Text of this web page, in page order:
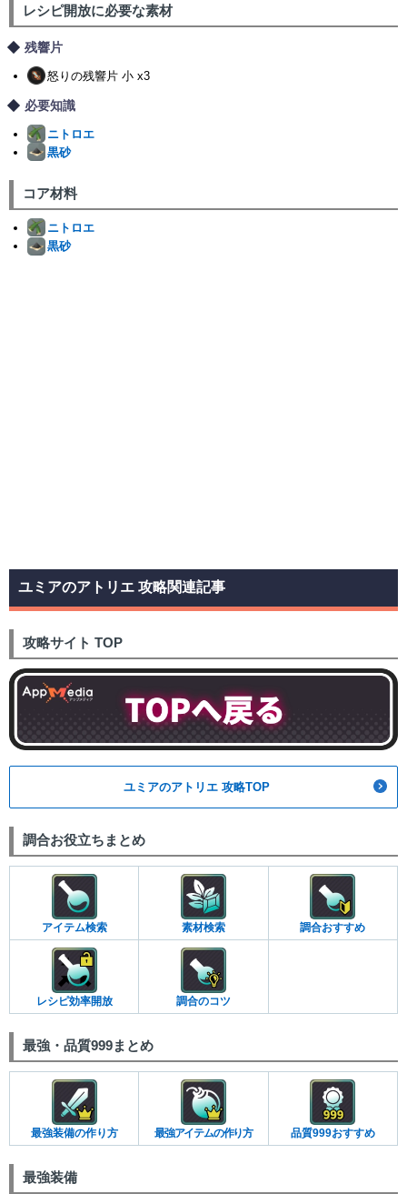
レシピ開放に必要な素材
残響片
怒りの残響片 小 x3
必要知識
ニトロエ
黒砂
コア材料
ニトロエ
黒砂
ユミアのアトリエ 攻略関連記事
攻略サイト TOP
ユミアのアトリエ 攻略TOP
調合お役立ちまとめ
アイテム検索 素材検索 調合おすすめ
レシピ効率開放 調合のコツ
最強・品質999まとめ
最強装備の作り方 最強アイテムの作り方 品質999おすすめ
最強装備